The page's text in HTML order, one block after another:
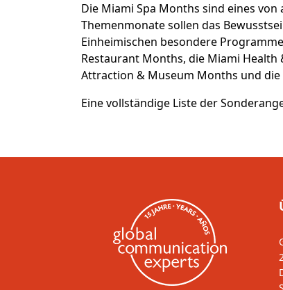
Die Miami Spa Months sind eines
Themenmonate sollen das
Einheimischen besondere
Restaurant Months, die Miami
Attraction & Museum Months und
Eine vollständige Liste der